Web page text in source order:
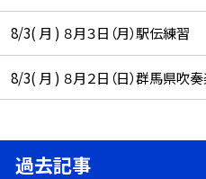
8/3( 月 ) ８月３日（月）駅伝練習
8/3( 月 ) ８月２日（日）群馬県吹
過去記事